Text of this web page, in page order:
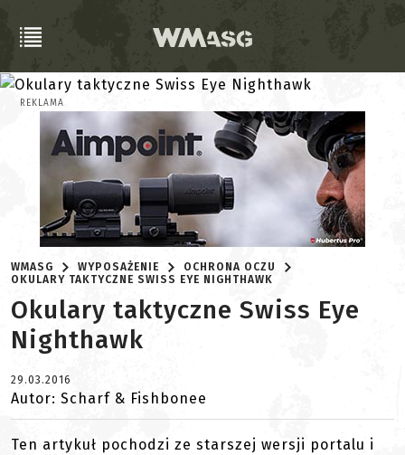
REKLAMA
WMASG WYPOSAŻENIE
OCHRONA OCZU
OKULARY TAKTYCZNE SWISS EYE NIGHTHAWK
Okulary taktyczne Swiss Eye
Nighthawk
29.03.2016
Autor: Scharf & Fishbonee
Ten artykuł pochodzi ze starszej wersji portalu i